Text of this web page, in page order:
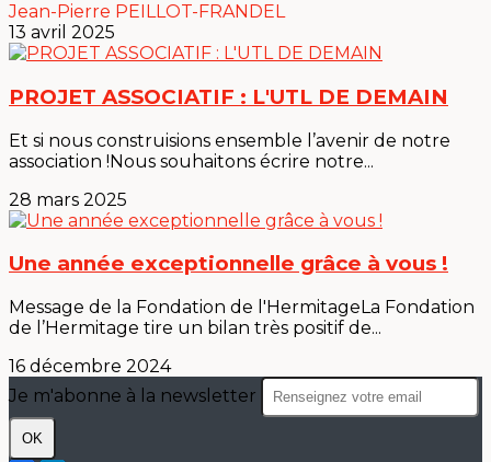
Jean-Pierre PEILLOT-FRANDEL
13 avril 2025
PROJET ASSOCIATIF : L'UTL DE DEMAIN
Et si nous construisions ensemble l’avenir de notre
association !Nous souhaitons écrire notre...
28 mars 2025
Une année exceptionnelle grâce à vous !
Message de la Fondation de l'HermitageLa Fondation
de l’Hermitage tire un bilan très positif de...
16 décembre 2024
Je m'abonne à la newsletter
OK